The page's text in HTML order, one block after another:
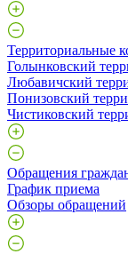
Территориальные
Голынковский
Любавичский
Понизовский
Чистиковский
Обращения
График приема
Обзоры обращений